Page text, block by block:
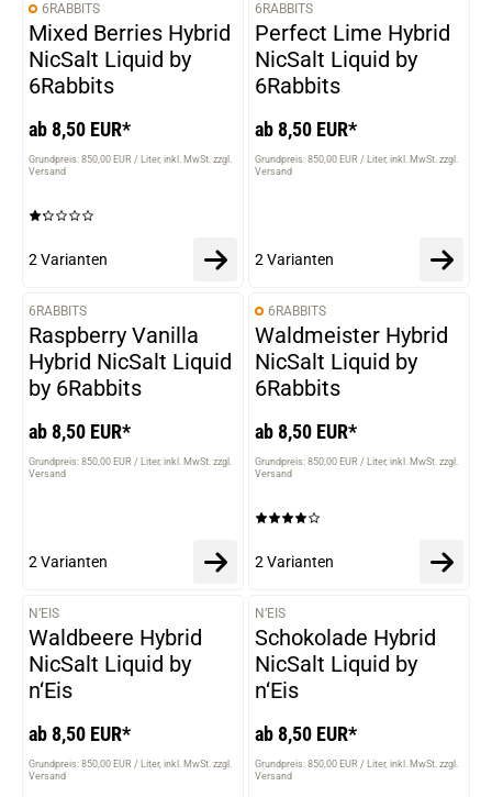
VARIANTEN
6RABBITS
Mixed Berries Hybrid
NicSalt Liquid by
6Rabbits
ab 8,50 EUR*
Grundpreis: 850,00 EUR / Liter inkl. MwSt. zzgl.
Versand
2 Varianten
VARIANTEN
6RABBITS
Perfect Lime Hybrid
NicSalt Liquid by
6Rabbits
ab 8,50 EUR*
Grundpreis: 850,00 EUR / Liter inkl. MwSt. zzgl.
Versand
2 Varianten
VARIANTEN
6RABBITS
Raspberry Vanilla
Hybrid NicSalt Liquid
by 6Rabbits
ab 8,50 EUR*
Grundpreis: 850,00 EUR / Liter inkl. MwSt. zzgl.
Versand
2 Varianten
VARIANTEN
6RABBITS
Waldmeister Hybrid
NicSalt Liquid by
6Rabbits
ab 8,50 EUR*
Grundpreis: 850,00 EUR / Liter inkl. MwSt. zzgl.
Versand
2 Varianten
VARIANTEN
N’EIS
Waldbeere Hybrid
NicSalt Liquid by
n‘Eis
ab 8,50 EUR*
Grundpreis: 850,00 EUR / Liter inkl. MwSt. zzgl.
Versand
VARIANTEN
N’EIS
Schokolade Hybrid
NicSalt Liquid by
n‘Eis
ab 8,50 EUR*
Grundpreis: 850,00 EUR / Liter inkl. MwSt. zzgl.
Versand